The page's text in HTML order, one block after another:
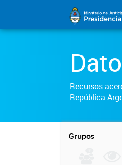
Recursos
República
Grupos